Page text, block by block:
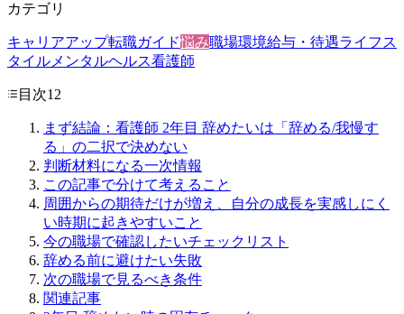
カテゴリ
キャリアアップ転職ガイド悩み職場環境給与・待遇ライフス
タイル メンタルヘルス看護師
目次12
まず結論：看護師 2年目 辞めたいは「辞める/我慢す
る」の二択で決めない
判断材料になる一次情報
この記事で分けて考えること
周囲からの期待だけが増え、自分の成長を実感しにく
い時期に起きやすいこと
今の職場で確認したいチェックリスト
辞める前に避けたい失敗
次の職場で見るべき条件
関連記事